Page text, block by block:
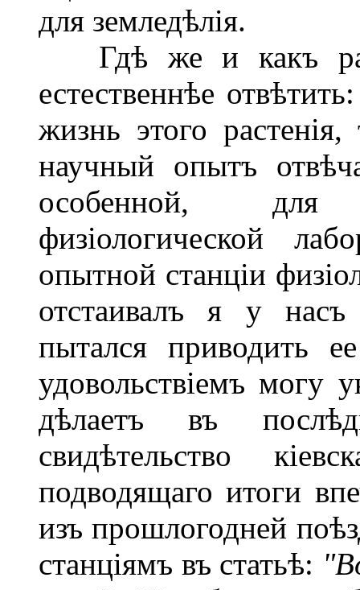
для земледѣлія.
Гдѣ же и какъ
естественнѣе
жизнь этого
научный опытъ
особенной, для
физіологической
опытной станціи
отстаивалъ я у
пытался приводить
удовольствіемъ могу
дѣлаетъ въ
свидѣтельство
подводящаго итоги
изъ прошлогодней
станціямъ въ статьѣ: